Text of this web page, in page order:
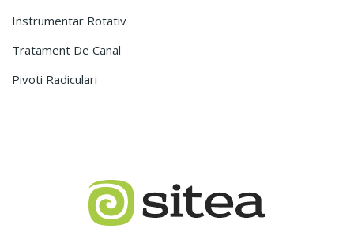
Instrumentar Rotativ
Tratament De Canal
Pivoti Radiculari